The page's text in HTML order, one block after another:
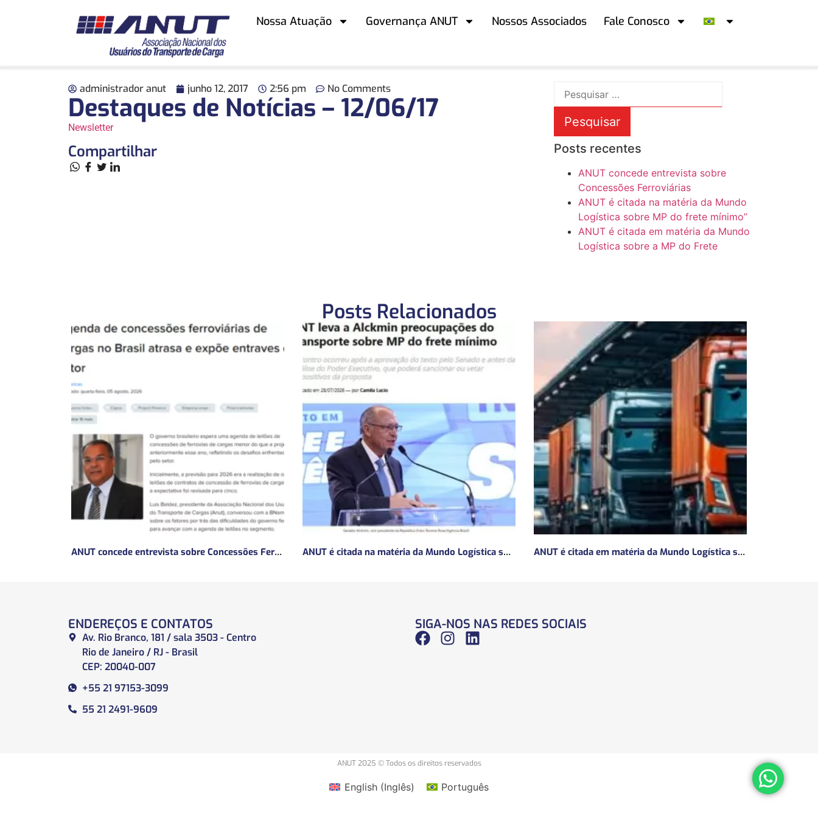
Nossa Atuação Governança ANUT Nossos Associados Fale Conosco
administrador anut junho 12, 2017 2:56 pm No Comments
Destaques de Notícias – 12/06/17
Newsletter
Compartilhar Posts recentes
ANUT concede entrevista sobre
Concessões Ferroviárias
ANUT é citada na matéria da Mundo
Logística sobre MP do frete mínimo”
ANUT é citada em matéria da Mundo
Logística sobre a MP do Frete
Posts Relacionados
ANUT concede entrevista sobre Concessões Ferroviárias ANUT é citada na matéria da Mundo Logística sobre MP do frete mínimo” ANUT é citada em matéria da Mundo Logística sobre a MP do Frete
ENDEREÇOS E CONTATOS
Av. Rio Branco, 181 / sala 3503 - Centro
Rio de Janeiro / RJ - Brasil
CEP: 20040-007
+55 21 97153-3099
55 21 2491-9609
SIGA-NOS NAS REDES SOCIAIS
ANUT 2025 © Todos os direitos reservados
English(Inglês) Português